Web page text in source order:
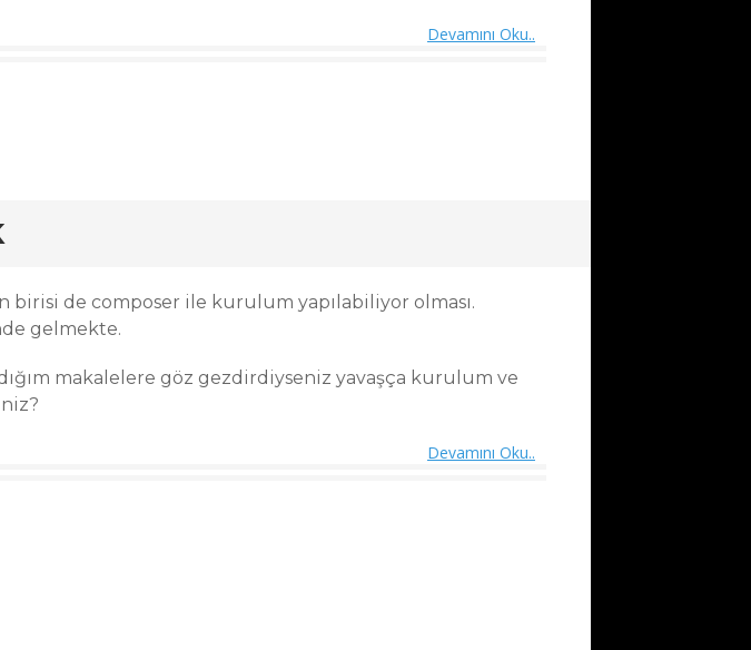
Devamını Oku..
birisi de composer ile kurulum yapılabiliyor olması.
gelmekte.
makalelere göz gezdirdiyseniz yavaşça kurulum ve
Devamını Oku..